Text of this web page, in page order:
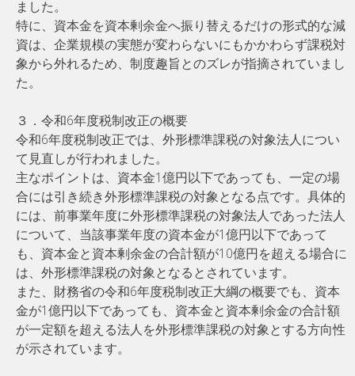
ました。
特に、資本金を資本剰余金へ振り替えるだけの形式的な減
資は、企業規模の実態が変わらないにもかかわらず課税対
象から外れるため、制度趣旨とのズレが指摘されていまし
た。
３．令和6年度税制改正の概要
令和6年度税制改正では、外形標準課税の対象法人につい
て見直しが行われました。
主なポイントは、資本金1億円以下であっても、一定の場
合には引き続き外形標準課税の対象となる点です。具体的
には、前事業年度に外形標準課税の対象法人であった法人
について、当該事業年度の資本金が1億円以下であって
も、資本金と資本剰余金の合計額が10億円を超える場合に
は、外形標準課税の対象となるとされています。
また、財務省の令和6年度税制改正大綱の概要でも、資本
金が1億円以下であっても、資本金と資本剰余金の合計額
が一定額を超える法人を外形標準課税の対象とする方向性
が示されています。